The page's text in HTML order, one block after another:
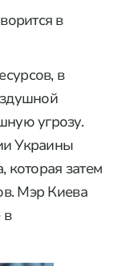
в
в
угрозу.
Украины
которая затем
Мэр Киева
в